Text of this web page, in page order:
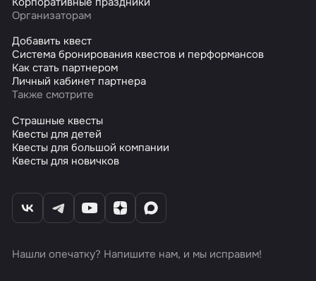
Организаторам
Добавить квест
Система бронирования квестов и перформансов
Как стать партнером
Личный кабинет партнера
Также смотрите
Страшные квесты
Квесты для детей
Квесты для большой компании
Квесты для новичков
Нашли опечатку? Напишите нам, и мы исправим!